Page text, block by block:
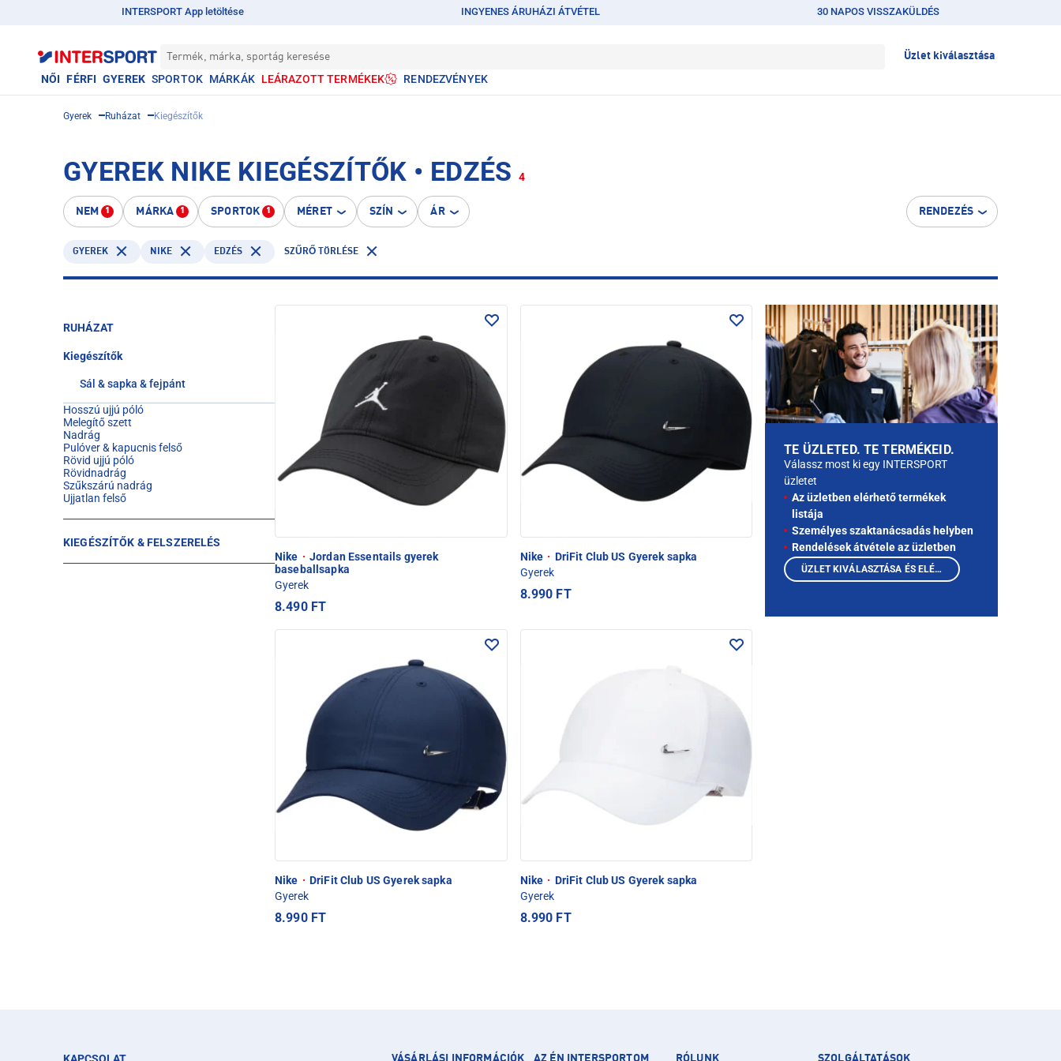
INTERSPORT App letöltése INGYENES ÁRUHÁZI ÁTVÉTEL 30 NAPOS VISSZAKÜLDÉS
Termék, márka, sportág keresése Üzlet kiválasztása
NŐI FÉRFI GYEREK SPORTOK MÁRKÁK LEÁRAZOTT TERMÉKEK RENDEZVÉNYEK
Gyerek Ruházat Kiegészítők
GYEREK NIKE KIEGÉSZÍTŐK • EDZÉS 4
NEM 1 MÁRKA 1 SPORTOK 1 MÉRET SZÍN ÁR RENDEZÉS
GYEREK NIKE EDZÉS SZŰRŐ TÖRLÉSE
RUHÁZAT
Kiegészítők
Sál & sapka & fejpánt
Hosszú ujjú póló
Melegítő szett
Nadrág
Pulóver & kapucnis felső
Rövid ujjú póló
Rövidnadrág
Szűkszárú nadrág
Ujjatlan felső
KIEGÉSZÍTŐK & FELSZERELÉS
Nike · Jordan Essentails gyerek
baseballsapka
Gyerek
8.490 FT
Nike · DriFit Club US Gyerek sapka
Gyerek
8.990 FT
Nike · DriFit Club US Gyerek sapka
Gyerek
8.990 FT
Nike · DriFit Club US Gyerek sapka
Gyerek
8.990 FT
TE ÜZLETED. TE TERMÉKEID.
Válassz most ki egy INTERSPORT
üzletet
Az üzletben elérhető termékek
listája
Személyes szaktanácsadás helyben
Rendelések átvétele az üzletben
ÜZLET KIVÁLASZTÁSA ÉS ELÉRHETŐ TERMÉKEK MEGTEKINTÉSE